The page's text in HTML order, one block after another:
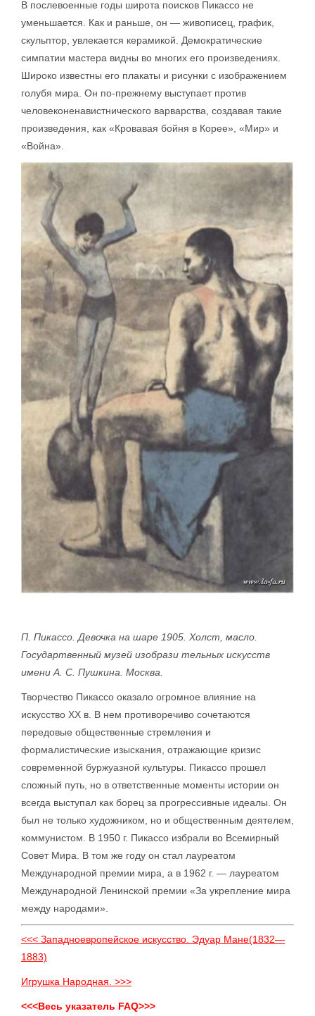
В послевоенные годы широта поисков Пикассо не
уменьшается. Как и раньше, он — живописец, график,
скульптор, увлекается керамикой. Демократические
симпатии мастера видны во многих его произведениях.
Широко известны его плакаты и рисунки с изображением
голубя мира. Он по-прежнему выступает против
человеконенавистнического варварства, создавая такие
произведения, как «Кровавая бойня в Корее», «Мир» и
«Война».
П. Пикассо. Девочка на шаре 1905. Холст, масло.
Государтвенный музей изобрази тельных искусств
имени А. С. Пушкина. Москва.
Творчество Пикассо оказало огромное влияние на
искусство XX в. В нем противоречиво сочетаются
передовые общественные стремления и
формалистические изыскания, отражающие кризис
современной буржуазной культуры. Пикассо прошел
сложный путь, но в ответственные моменты истории он
всегда выступал как борец за прогрессивные идеалы. Он
был не только художником, но и общественным деятелем,
коммунистом. В 1950 г. Пикассо избрали во Всемирный
Совет Мира. В том же году он стал лауреатом
Международной премии мира, а в 1962 г. — лауреатом
Международной Ленинской премии «За укрепление мира
между народами».
<<< Западноевропейское искусство. Эдуар Мане(1832—
1883)
Игрушка Народная. >>>
<<<Весь указатель FAQ>>>